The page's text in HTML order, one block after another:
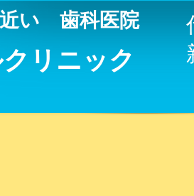
い 歯科医院
リニック